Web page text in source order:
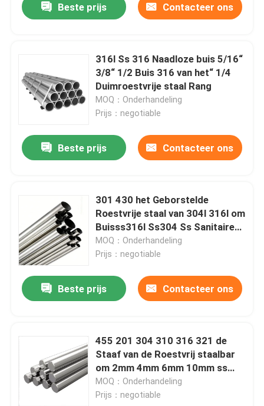
Beste prijs Contacteer ons
316l Ss 316 Naadloze buis 5/16“
3/8“ 1/2 Buis 316 van het“ 1/4
Duimroestvrije staal Rang
MOQ：Onderhandeling
Prijs：negotiable
Beste prijs Contacteer ons
301 430 het Geborstelde
Roestvrije staal van 304l 316l om
Buisss316l Ss304 Ss Sanitaire
Pijp AISI 201 202
MOQ：Onderhandeling
Prijs：negotiable
Beste prijs Contacteer ons
455 201 304 310 316 321 de
Staaf van de Roestvrij staalbar
om 2mm 4mm 6mm 10mm ss
staaf 440c
MOQ：Onderhandeling
Prijs：negotiable